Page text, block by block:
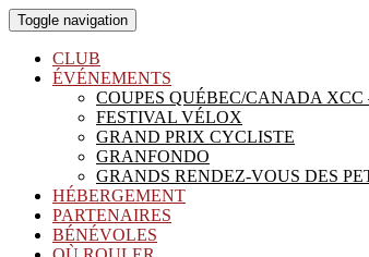
Toggle navigation
CLUB
ÉVÉNEMENTS
COUPES QUÉBEC/CANADA XCC
FESTIVAL VÉLOX
GRAND PRIX CYCLISTE
GRANFONDO
GRANDS RENDEZ-VOUS DES
HÉBERGEMENT
PARTENAIRES
BÉNÉVOLES